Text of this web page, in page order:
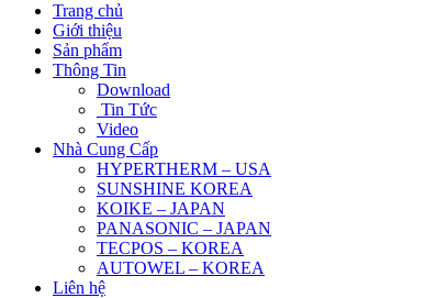
Trang chủ
Giới thiệu
Sản phẩm
Thông Tin
Download
Tin Tức
Video
Nhà Cung Cấp
HYPERTHERM – USA
SUNSHINE KOREA
KOIKE – JAPAN
PANASONIC – JAPAN
TECPOS – KOREA
AUTOWEL – KOREA
Liên hệ